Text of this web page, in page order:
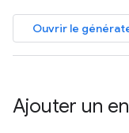
Ouvrir le
Ajouter un